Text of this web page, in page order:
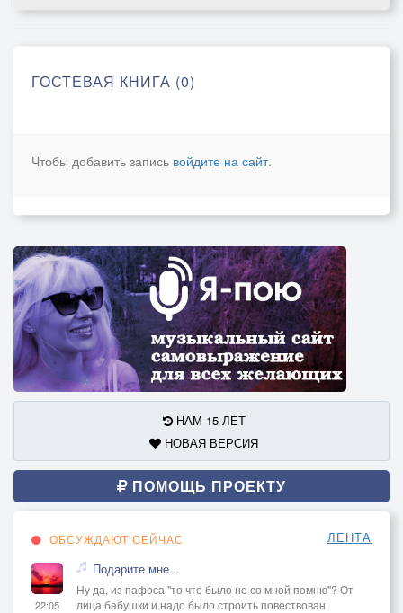
ГОСТЕВАЯ КНИГА (0)
Чтобы добавить запись войдите на сайт.
НАМ 15 ЛЕТ
НОВАЯ ВЕРСИЯ
ПОМОЩЬ ПРОЕКТУ
ОБСУЖДАЮТ СЕЙЧАС ЛЕНТА
22:05
Подарите мне...
Ну да, из пафоса "то что было не со мной помню"? От
лица бабушки и надо было строить повествован